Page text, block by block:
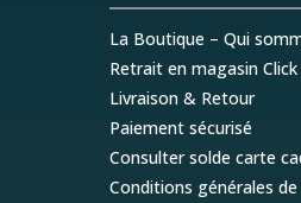
La Boutique – Qui
Retrait en magasin
Livraison & Retour
Paiement sécurisé
Consulter solde carte
Conditions générales